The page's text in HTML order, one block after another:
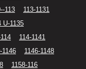
113
113-1131
U-1135
114-1141
1146
1146-1148
1158-116